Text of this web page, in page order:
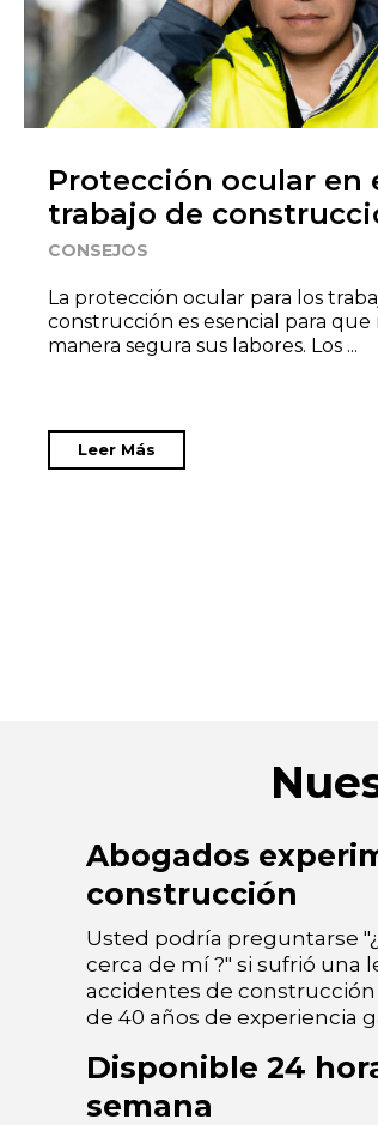
Protección ocular en
trabajo de
CONSEJOS
La protección ocular para los
construcción es esencial para que
manera segura sus labores. Los ...
Leer Más
Abogados
construcción
Usted podría preguntarse
cerca de mí ?" si sufrió una
accidentes de construcción
de 40 años de experiencia
Disponible 24
semana